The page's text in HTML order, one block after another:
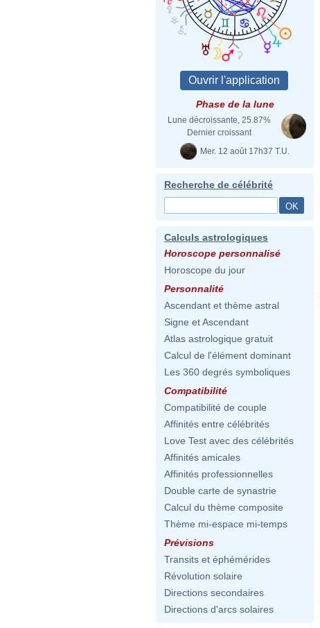
Phase de la lune
Lune décroissante, 25.87%
Dernier croissant
Mer. 12 août 17h37 T.U.
Recherche de célébrité
Calculs astrologiques
Horoscope personnalisé
Horoscope du jour
Personnalité
Ascendant et thème astral
Signe et Ascendant
Atlas astrologique gratuit
Calcul de l'élément dominant
Les 360 degrés symboliques
Compatibilité
Compatibilité de couple
Affinités entre célébrités
Love Test avec des célébrités
Affinités amicales
Affinités professionnelles
Double carte de synastrie
Calcul du thème composite
Thème mi-espace mi-temps
Prévisions
Transits et éphémérides
Révolution solaire
Directions secondaires
Directions d'arcs solaires